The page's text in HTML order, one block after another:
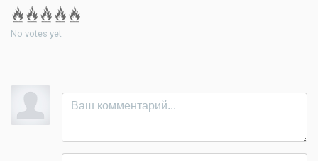
No votes yet